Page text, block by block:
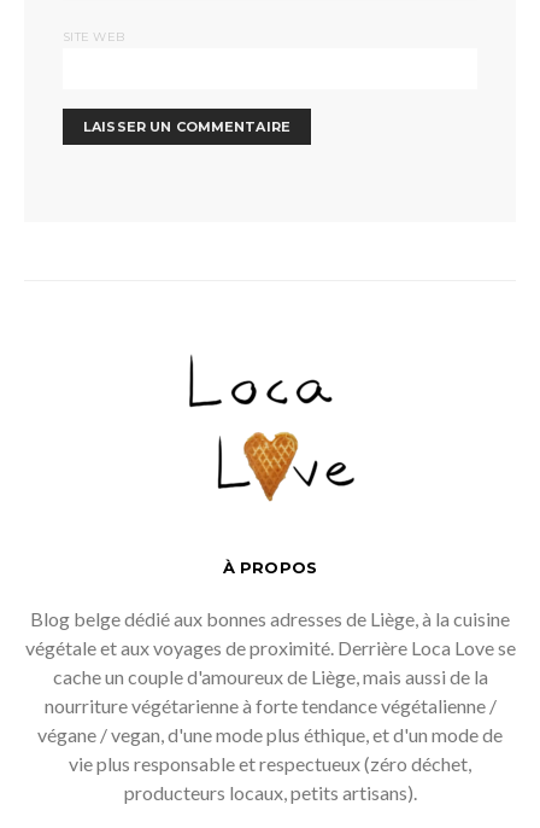
SITE WEB
À PROPOS
Blog belge dédié aux bonnes adresses de Liège, à la cuisine
végétale et aux voyages de proximité. Derrière Loca Love se
cache un couple d'amoureux de Liège, mais aussi de la
nourriture végétarienne à forte tendance végétalienne /
végane / vegan, d'une mode plus éthique, et d'un mode de
vie plus responsable et respectueux (zéro déchet,
producteurs locaux, petits artisans).